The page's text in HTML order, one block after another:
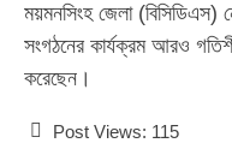
ময়মনসিংহ জেলা (বিসিডিএস)
সংগঠনের কার্যক্রম আরও
করেছেন।
Post Views: 115